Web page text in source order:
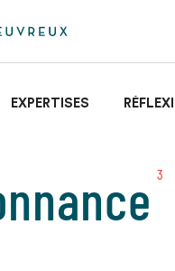
EXPERTISES
3